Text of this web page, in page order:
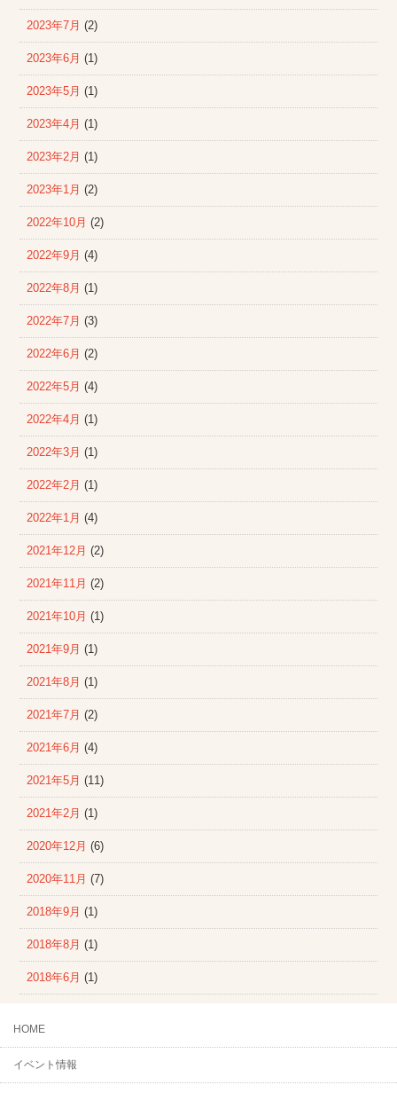
2023年7月 (2)
2023年6月 (1)
2023年5月 (1)
2023年4月 (1)
2023年2月 (1)
2023年1月 (2)
2022年10月 (2)
2022年9月 (4)
2022年8月 (1)
2022年7月 (3)
2022年6月 (2)
2022年5月 (4)
2022年4月 (1)
2022年3月 (1)
2022年2月 (1)
2022年1月 (4)
2021年12月 (2)
2021年11月 (2)
2021年10月 (1)
2021年9月 (1)
2021年8月 (1)
2021年7月 (2)
2021年6月 (4)
2021年5月 (11)
2021年2月 (1)
2020年12月 (6)
2020年11月 (7)
2018年9月 (1)
2018年8月 (1)
2018年6月 (1)
HOME
イベント情報